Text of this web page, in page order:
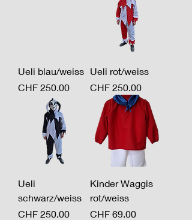
Ueli blau/weiss
Preis
CHF 250.00
Ueli rot/weiss
Preis
CHF 250.00
Ueli
schwarz/weiss
Preis
CHF 250.00
Kinder Waggis
rot/weiss
Preis
CHF 69.00